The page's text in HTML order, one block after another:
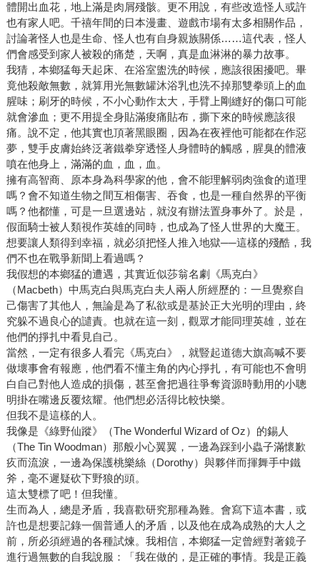
體開出血花，地上滿是肉屑殘骸。更不用說，有些改造怪人或許
也有家人吧。千禧年間的日本漫畫、遊戲市場有太多相關作品，
討論著怪人也是生命、怪人也有自身親族關係……這代表，怪人
們會感受到家人被殺的痛楚，天啊，真是血淋淋的暴力故事。
我猜，本鄉猛每天起床、在浴室盥洗的時候，應該很困擾吧。畢
竟他殺敵無數，就算用光無數罐沐浴乳也洗不掉那雙拳頭上的血
腥味；刷牙的時候，不小心動作太大，手臂上剛縫好的傷口可能
就會滲血；更不用提全身貼滿痠痛貼布，撕下來的時候應該很
痛。說不定，他其實也頂著黑眼圈，因為在夜裡他可能都在作惡
夢，雙手皮膚始終泛著鐵拳穿透怪人身體時的觸感，腥臭的體液
噴在他身上，滿滿的血，血，血。
擁有高智商、原本身為科學家的他，會不能理解弱肉強食的道理
嗎？會不知道生物之間互相傷害、吞食，也是一種自然界的平衡
嗎？他都懂，可是一旦選邊站，就沒有辦法置身事外了。於是，
假面騎士被人類視作英雄的同時，也成為了怪人世界的大魔王。
想要讓人類得到幸福，就必須把怪人推入地獄──這樣的殘酷，我
們不也在戰爭新聞上看過嗎？
我假想的本鄉猛的遭遇，其實近似莎翁名劇《馬克白》
（Macbeth）中馬克白與馬克白夫人兩人所經歷的：一旦覺察自
己傷害了其他人，無論是為了私欲或是基於正大光明的理由，終
究躲不過良心的譴責。也就在這一刻，觀眾才能同理英雄，並在
他們的掙扎中看見自己。
當然，一定有很多人看完《馬克白》，就豎起道德大旗高喊不要
做壞事會有報應，他們看不懂主角的內心掙扎，有可能也不會明
白自己對他人造成的損傷，甚至會把過往爭奪資源時動用的小聰
明掛在嘴邊反覆炫耀。他們想必活得比較快樂。
但我不是這樣的人。
我像是《綠野仙蹤》（The Wonderful Wizard of Oz）的錫人
（The Tin Woodman）那般小心翼翼，一邊為踩到小蟲子滿懷歉
疚而流淚，一邊為保護桃樂絲（Dorothy）與夥伴而揮舞手中鐵
斧，毫不遲疑砍下野狼的頭。
這太雙標了吧！但我懂。
生而為人，總是矛盾，我喜歡研究那種為難。會寫下這本書，或
許也是想要記錄一個普通人的矛盾，以及他在成為成熟的大人之
前，所必須經過的各種試煉。我相信，本鄉猛一定曾經對著鏡子
進行過無數的自我說服：「我在做的，是正確的事情。我是正義